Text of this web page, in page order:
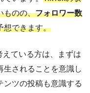
ものの、フォロワー数
想できます。
えている方は、まずは
生されることを意識し
ンツの投稿も意識する